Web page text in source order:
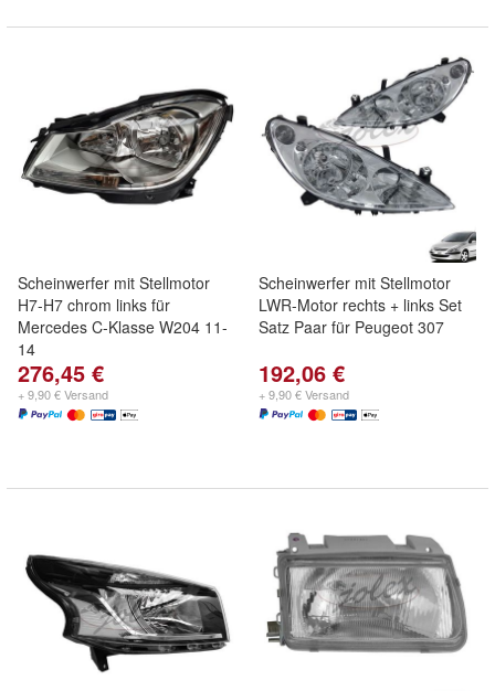
Scheinwerfer mit Stellmotor
H7-H7 chrom links für
Mercedes C-Klasse W204 11-
14
276,45 €
+ 9,90 € Versand
Scheinwerfer mit Stellmotor
LWR-Motor rechts + links Set
Satz Paar für Peugeot 307
192,06 €
+ 9,90 € Versand